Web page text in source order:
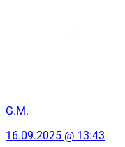
G.M.
16.09.2025 @ 13:43